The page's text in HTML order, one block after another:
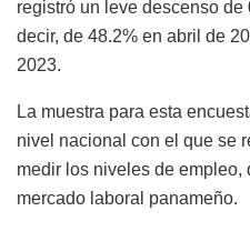
registró un leve descenso
decir, de 48.2% en abril de
2023.
La muestra para esta
nivel nacional con el que se
medir los niveles de empleo,
mercado laboral panameño.